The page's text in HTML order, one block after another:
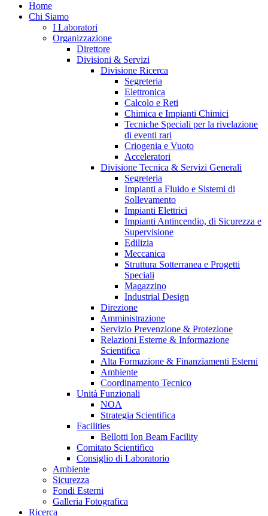
Home
Chi Siamo
I Laboratori
Organizzazione
Direttore
Divisioni & Servizi
Divisione Ricerca
Segreteria
Elettronica
Calcolo e Reti
Chimica e Impianti Chimici
Tecniche Speciali per la rivelazione
di eventi rari
Criogenia e Vuoto
Acceleratori
Divisione Tecnica & Servizi Generali
Segreteria
Impianti a Fluido e Sistemi di
Sollevamento
Impianti Elettrici
Impianti Antincendio, di Sicurezza e
Supervisione
Edilizia
Meccanica
Struttura Sotterranea e Progetti
Speciali
Magazzino
Industrial Design
Direzione
Amministrazione
Servizio Prevenzione & Protezione
Relazioni Esterne & Informazione
Scientifica
Alta Formazione & Finanziamenti Esterni
Ambiente
Coordinamento Tecnico
Unità Funzionali
NOA
Strategia Scientifica
Facilities
Bellotti Ion Beam Facility
Comitato Scientifico
Consiglio di Laboratorio
Ambiente
Sicurezza
Fondi Esterni
Galleria Fotografica
Ricerca